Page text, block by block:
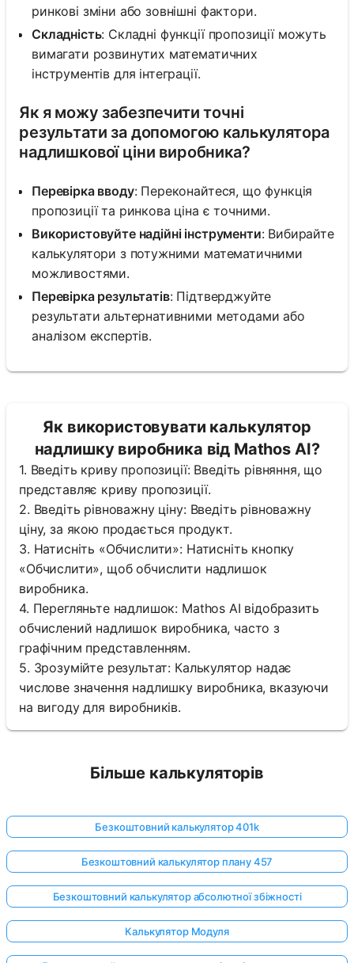
ринкові зміни або зовнішні фактори.
Складність: Складні функції пропозиції можуть
вимагати розвинутих математичних
інструментів для інтеграції.
Як я можу забезпечити точні
результати за допомогою калькулятора
надлишкової ціни виробника?
Перевірка вводу: Переконайтеся, що функція
пропозиції та ринкова ціна є точними.
Використовуйте надійні інструменти: Вибирайте
калькулятори з потужними математичними
можливостями.
Перевірка результатів: Підтверджуйте
результати альтернативними методами або
аналізом експертів.
Як використовувати калькулятор
надлишку виробника від Mathos AI?
1. Введіть криву пропозиції: Введіть рівняння, що
представляє криву пропозиції.
2. Введіть рівноважну ціну: Введіть рівноважну
ціну, за якою продається продукт.
3. Натисніть «Обчислити»: Натисніть кнопку
«Обчислити», щоб обчислити надлишок
виробника.
4. Перегляньте надлишок: Mathos AI відобразить
обчислений надлишок виробника, часто з
графічним представленням.
5. Зрозумійте результат: Калькулятор надає
числове значення надлишку виробника, вказуючи
на вигоду для виробників.
Більше калькуляторів
Безкоштовний калькулятор 401k
Безкоштовний калькулятор плану 457
Безкоштовний калькулятор абсолютної збіжності
Калькулятор Модуля